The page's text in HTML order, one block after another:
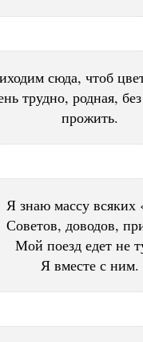
сюда, чтоб
трудно, родная,
прожить.
Я знаю массу всяких
Советов, доводов,
Мой поезд едет не
Я вместе с ним.